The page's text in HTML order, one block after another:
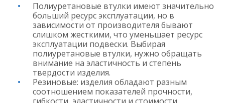
Полиуретановые втулки имеют значительно
больший ресурс эксплуатации, но в
зависимости от производителя бывают
слишком жесткими, что уменьшает ресурс
эксплуатации подвески. Выбирая
полиуретановые втулки, нужно обращать
внимание на эластичность и степень
твердости изделия.
Резиновые: изделия обладают разным
соотношением показателей прочности,